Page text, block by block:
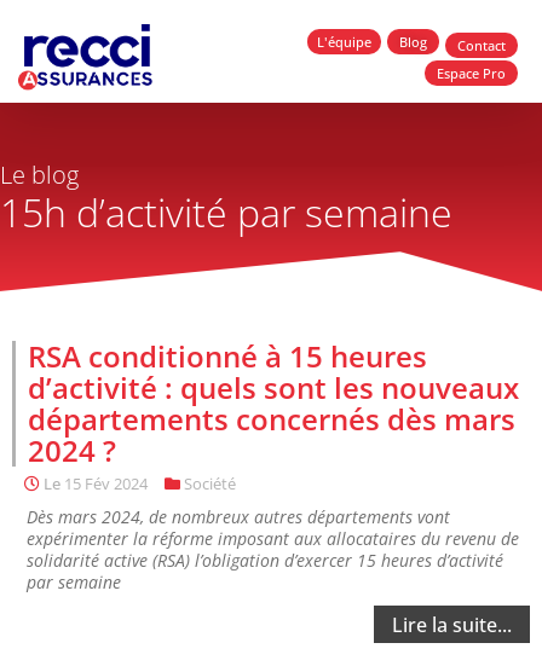
L'équipe Blog
Contact
Espace Pro
Le blog
15h d’activité par semaine
RSA conditionné à 15 heures
d’activité : quels sont les nouveaux
départements concernés dès mars
2024 ?
Le 15 Fév 2024 Société
Dès mars 2024, de nombreux autres départements vont
expérimenter la réforme imposant aux allocataires du revenu de
solidarité active (RSA) l’obligation d’exercer 15 heures d’activité
par semaine
Lire la suite...